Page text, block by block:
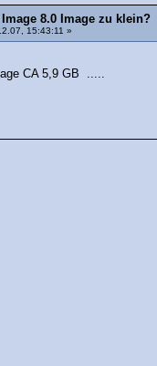
8.0 Image zu klein?
15:43:11 »
CA 5,9 GB .....